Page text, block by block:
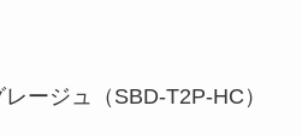
ージュ（SBD-T2P-HC）